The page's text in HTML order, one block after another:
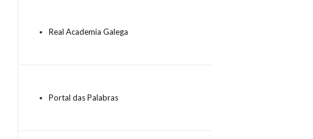
Real Academia Galega
Portal das Palabras